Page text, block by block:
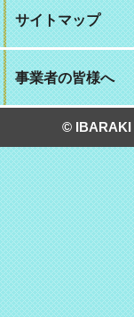
サイトマップ
事業者の皆様へ
© IBARAKI